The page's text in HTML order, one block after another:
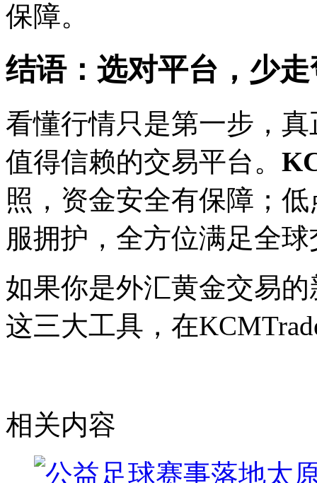
保障。
结语：选对平台，少
看懂行情只是第一步，
值得信赖的交易平台。
照，资金安全有保障；
服拥护，全方位满足全
如果你是外汇黄金交易
这三大工具，在
相关内容